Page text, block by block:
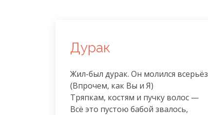
Дурак
Жил-был дурак. Он молился всерьёз
(Впрочем, как Вы и Я)
Тряпкам, костям и пучку волос —
Всё это пустою бабой звалось,